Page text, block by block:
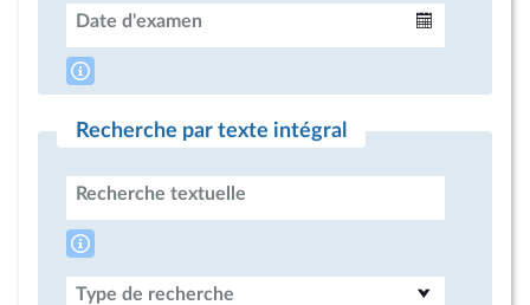
Date d'examen
Recherche par texte intégral
Recherche textuelle
Type de recherche